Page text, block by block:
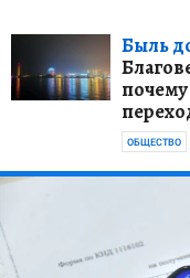
Быль
ОБЩЕСТВО